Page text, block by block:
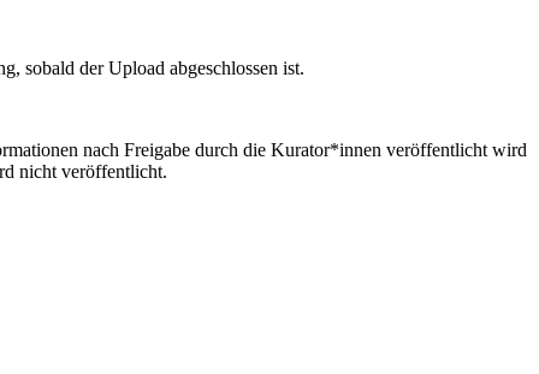
sobald der Upload abgeschlossen ist.
nach Freigabe durch die Kurator*innen veröffentlicht wird
nicht veröffentlicht.